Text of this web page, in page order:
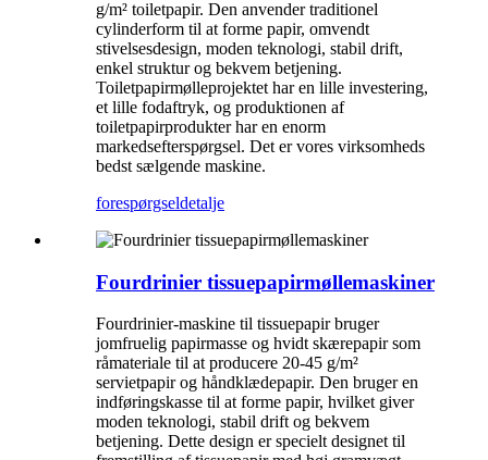
g/m² toiletpapir. Den anvender traditionel
cylinderform til at forme papir, omvendt
stivelsesdesign, moden teknologi, stabil drift,
enkel struktur og bekvem betjening.
Toiletpapirmølleprojektet har en lille investering,
et lille fodaftryk, og produktionen af ​​
toiletpapirprodukter har en enorm
markedsefterspørgsel. Det er vores virksomheds
bedst sælgende maskine.
forespørgseldetalje
Fourdrinier tissuepapirmøllemaskiner
Fourdrinier-maskine til tissuepapir bruger
jomfruelig papirmasse og hvidt skærepapir som
råmateriale til at producere 20-45 g/m²
servietpapir og håndklædepapir. Den bruger en
indføringskasse til at forme papir, hvilket giver
moden teknologi, stabil drift og bekvem
betjening. Dette design er specielt designet til